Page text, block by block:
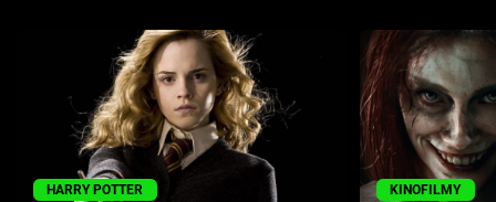
HARRY POTTER KINOFILMY